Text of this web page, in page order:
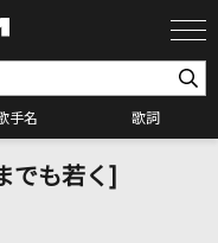
手名 歌詞
も若く]